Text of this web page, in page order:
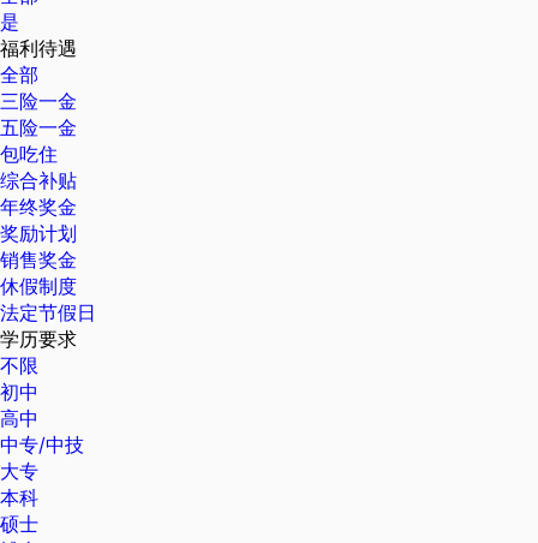
是
福利待遇
全部
三险一金
五险一金
包吃住
综合补贴
年终奖金
奖励计划
销售奖金
休假制度
法定节假日
学历要求
不限
初中
高中
中专/中技
大专
本科
硕士